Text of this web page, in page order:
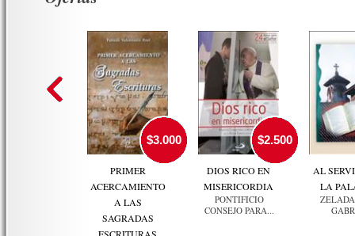
PRIMER
ACERCAMIENTO
A LAS
SAGRADAS
$3.000
DIOS RICO EN
MISERICORDIA
PONTIFICIO
CONSEJO PARA...
$2.500
AL
LA